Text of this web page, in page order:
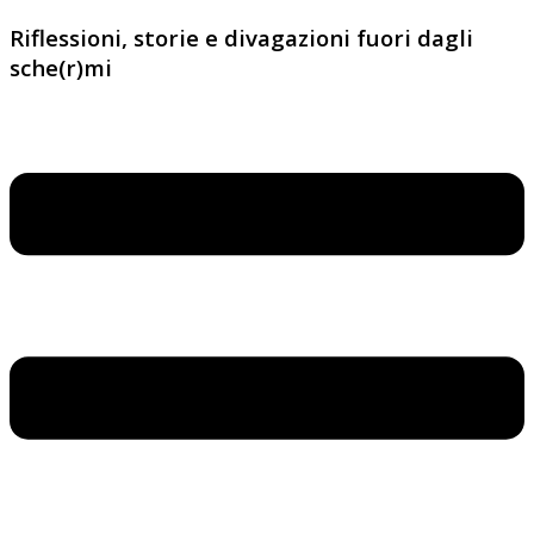
Riflessioni, storie e divagazioni fuori dagli
sche(r)mi